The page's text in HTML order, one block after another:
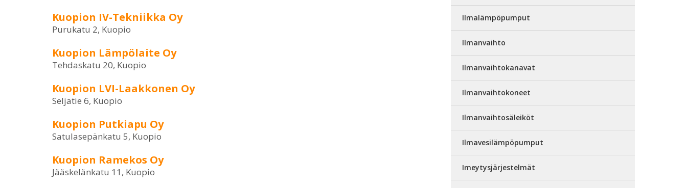
Kuopion IV-Tekniikka Oy
Purukatu 2, Kuopio
Kuopion Lämpölaite Oy
Tehdaskatu 20, Kuopio
Kuopion LVI-Laakkonen Oy
Seljatie 6, Kuopio
Kuopion Putkiapu Oy
Satulasepänkatu 5, Kuopio
Kuopion Ramekos Oy
Jääskelänkatu 11, Kuopio
Ilmalämpöpumput
Ilmanvaihto
Ilmanvaihtokanavat
Ilmanvaihtokoneet
Ilmanvaihtosäleiköt
Ilmavesilämpöpumput
Imeytysjärjestelmät